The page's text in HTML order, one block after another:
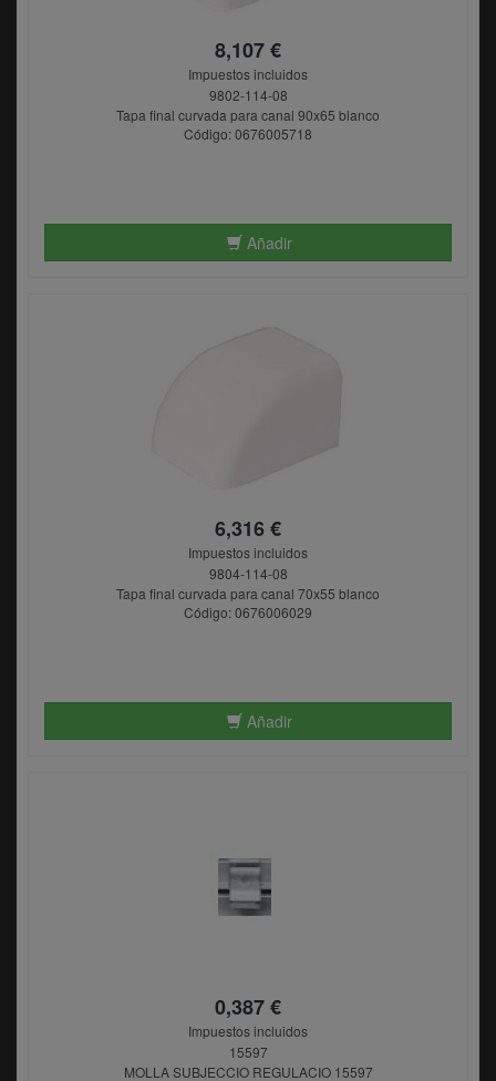
8,107 €
Impuestos incluidos
9802-114-08
Tapa final curvada para canal 90x65 blanco
Código: 0676005718
Añadir
6,316 €
Impuestos incluidos
9804-114-08
Tapa final curvada para canal 70x55 blanco
Código: 0676006029
Añadir
0,387 €
Impuestos incluidos
15597
MOLLA SUBJECCIO REGULACIO 15597